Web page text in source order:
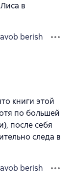
в
berish
книги этой
по большей
после себя
следа в
berish